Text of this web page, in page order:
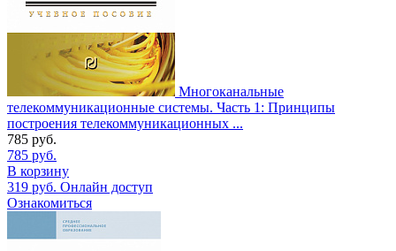
Многоканальные
телекоммуникационные системы. Часть 1: Принципы
построения телекоммуникационных ...
785 руб.
785 руб.
В корзину
319 руб. Онлайн доступ
Ознакомиться